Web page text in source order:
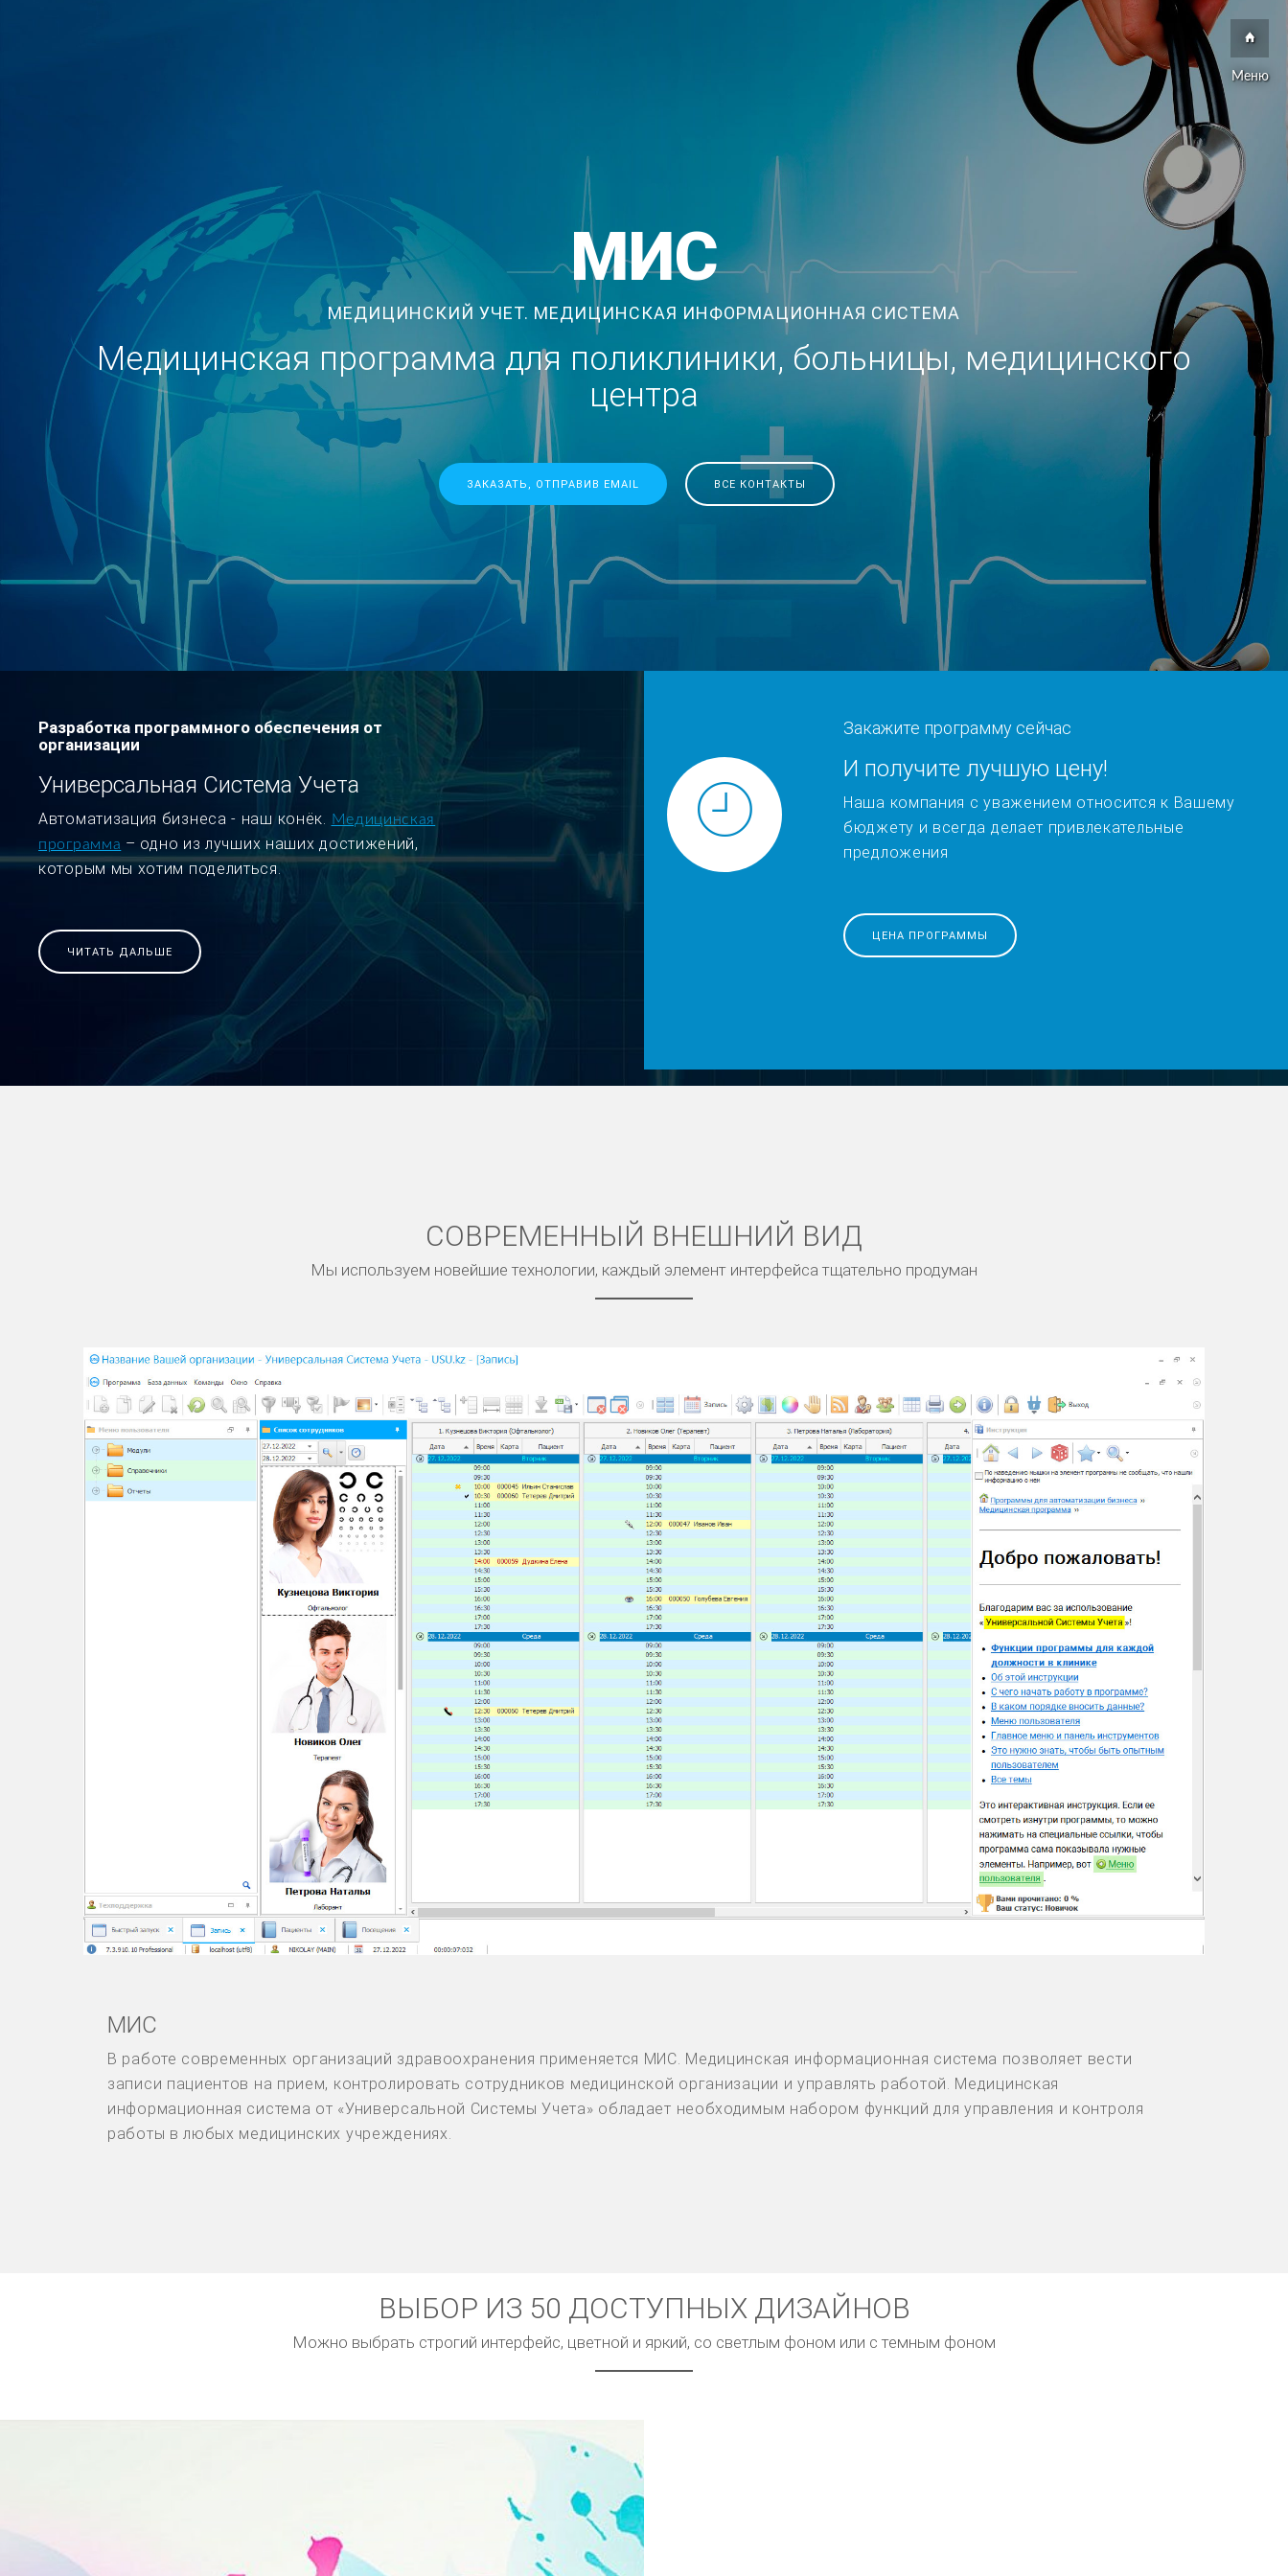
Меню
МИС
МЕДИЦИНСКИЙ УЧЕТ. МЕДИЦИНСКАЯ ИНФОРМАЦИОННАЯ СИСТЕМА
Медицинская программа для поликлиники, больницы, медицинского
центра
ЗАКАЗАТЬ, ОТПРАВИВ EMAIL ВСЕ КОНТАКТЫ
Разработка программного обеспечения от
организации
Универсальная Система Учета
Автоматизация бизнеса - наш конёк. Медицинская
программа – одно из лучших наших достижений,
которым мы хотим поделиться.
ЧИТАТЬ ДАЛЬШЕ
Закажите программу сейчас
И получите лучшую цену!
Наша компания с уважением относится к Вашему
бюджету и всегда делает привлекательные
предложения
ЦЕНА ПРОГРАММЫ
СОВРЕМЕННЫЙ ВНЕШНИЙ ВИД
Мы используем новейшие технологии, каждый элемент интерфейса тщательно продуман
МИС
В работе современных организаций здравоохранения применяется МИС. Медицинская информационная система позволяет вести
записи пациентов на прием, контролировать сотрудников медицинской организации и управлять работой. Медицинская
информационная система от «Универсальной Системы Учета» обладает необходимым набором функций для управления и контроля
работы в любых медицинских учреждениях.
ВЫБОР ИЗ 50 ДОСТУПНЫХ ДИЗАЙНОВ
Можно выбрать строгий интерфейс, цветной и яркий, со светлым фоном или с темным фоном